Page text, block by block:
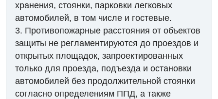
хранения, стоянки, парковки легковых
автомобилей, в том числе и гостевые.
3. Противопожарные расстояния от объектов
защиты не регламентируются до проездов и
открытых площадок, запроектированных
только для проезда, подъезда и остановки
автомобилей без продолжительной стоянки
согласно определениям ППД, а также